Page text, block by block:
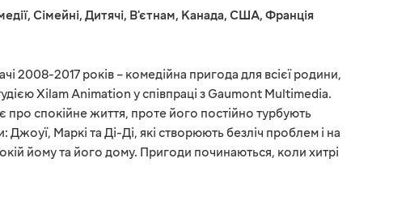
, Сімейні, Дитячі, В'єтнам, Канада, США, Франція
2008-2017 років – комедійна пригода для всієї родини,
Xilam Animation у співпраці з Gaumont Multimedia.
про спокійне життя, проте його постійно турбують
Джоуї, Маркі та Ді-Ді, які створюють безліч проблем і на
йому та його дому. Пригоди починаються, коли хитрі